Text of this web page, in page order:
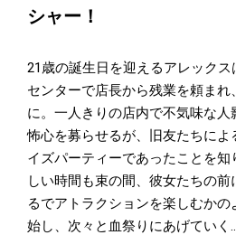
シャー！
21歳の誕生日を迎えるアレック
センターで店長から残業を頼まれ
に。一人きりの店内で不気味な
怖心を募らせるが、旧友たちによ
イズパーティーであったことを
しい時間も束の間、彼女たちの前
るでアトラクションを楽しむか
始し、次々と血祭りにあげていく